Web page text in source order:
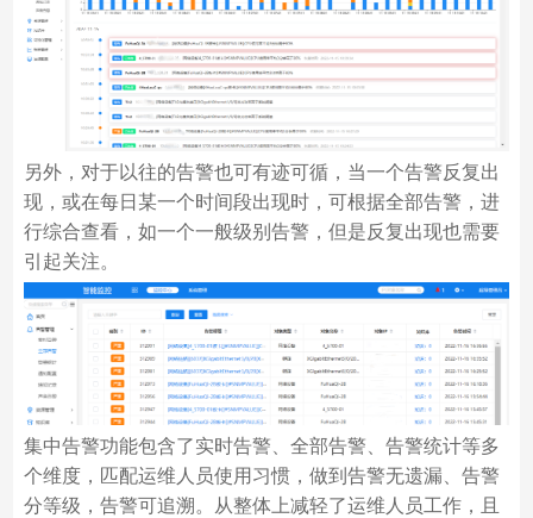
另外，对于以往的告警也可有迹可循，当一个告警反复出
现，或在每日某一个时间段出现时，可根据全部告警，进
行综合查看，如一个一般级别告警，但是反复出现也需要
引起关注。
集中告警功能包含了实时告警、全部告警、告警统计等多
个维度，匹配运维人员使用习惯，做到告警无遗漏、告警
分等级，告警可追溯。从整体上减轻了运维人员工作，且